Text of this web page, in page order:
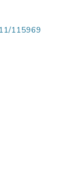
115969